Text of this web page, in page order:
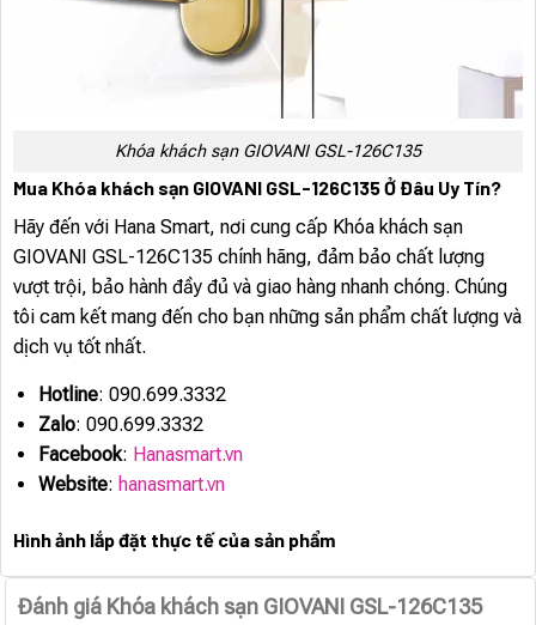
Khóa khách sạn GIOVANI GSL-126C135
Mua Khóa khách sạn GIOVANI GSL-126C135 Ở Đâu Uy Tín?
Hãy đến với Hana Smart, nơi cung cấp Khóa khách sạn
GIOVANI GSL-126C135 chính hãng, đảm bảo chất lượng
vượt trội, bảo hành đầy đủ và giao hàng nhanh chóng. Chúng
tôi cam kết mang đến cho bạn những sản phẩm chất lượng và
dịch vụ tốt nhất.
Hotline: 090.699.3332
Zalo: 090.699.3332
Facebook: Hanasmart.vn
Website: hanasmart.vn
Hình ảnh lắp đặt thực tế của sản phẩm
Đánh giá Khóa khách sạn GIOVANI GSL-126C135